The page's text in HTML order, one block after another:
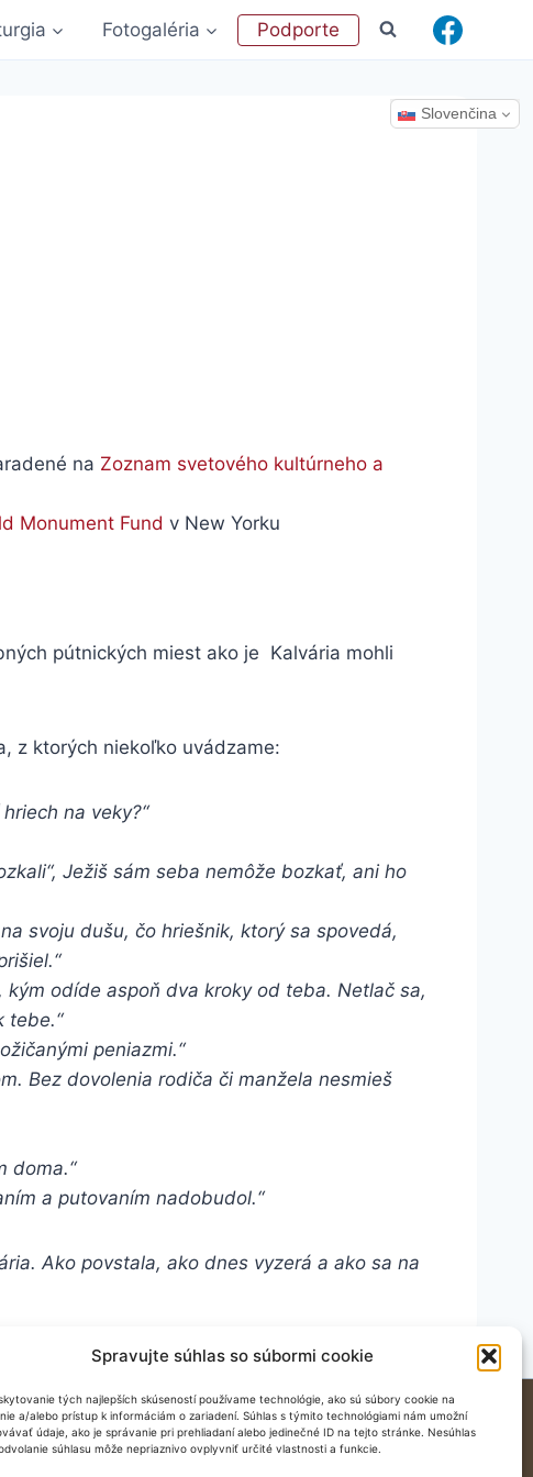
Spravujte súhlas so súbormi cookie
tých najlepších skúseností používame technológie, ako sú súbory cookie na
a/alebo prístup k informáciám o zariadení. Súhlas s týmito technológiami nám umožní
údaje, ako je správanie pri prehliadaní alebo jedinečné ID na tejto stránke. Nesúhlas
súhlasu môže nepriaznivo ovplyvniť určité vlastnosti a funkcie.
Fotogaléria Podporte
na Zoznam svetového kultúrneho a
Monument Fund v New Yorku
pútnických miest ako je Kalvária mohli
z ktorých niekoľko uvádzame:
na veky?“
Ježiš sám seba nemôže bozkať, ani ho
svoju dušu, čo hriešnik, ktorý sa spovedá,
odíde aspoň dva kroky od teba. Netlač sa,
tebe.“
peniazmi.“
Bez dovolenia rodiča či manžela nesmieš
doma.“
a putovaním nadobudol.“
Ako povstala, ako dnes vyzerá a ako sa na
Sídlo Kalvárskeho fondu:
A. Pécha 2
Slovenčina